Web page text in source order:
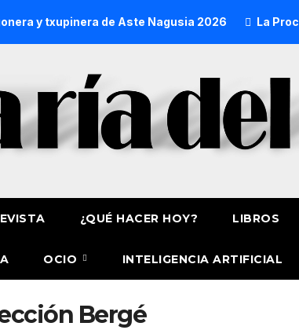
y txupinera de Aste Nagusia 2026 La
¿QUÉ HACER HOY? LIBROS
OCIO INTELIGENCIA ARTIFICIAL
Bergé